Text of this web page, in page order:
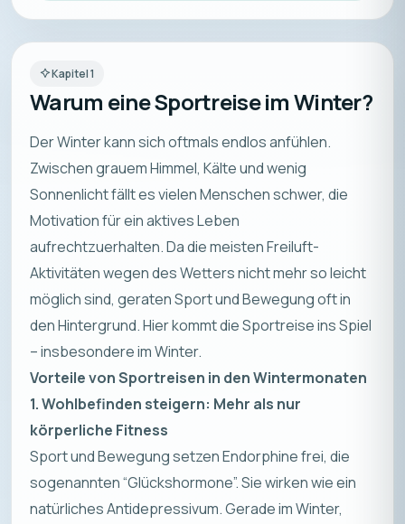
Kapitel1
Warum eine Sportreise im Winter?
Der Winter kann sich oftmals endlos anfühlen.
Zwischen grauem Himmel, Kälte und wenig
Sonnenlicht fällt es vielen Menschen schwer, die
Motivation für ein aktives Leben
aufrechtzuerhalten. Da die meisten Freiluft-
Aktivitäten wegen des Wetters nicht mehr so leicht
möglich sind, geraten Sport und Bewegung oft in
den Hintergrund. Hier kommt die Sportreise ins Spiel
– insbesondere im Winter.
Vorteile von Sportreisen in den Wintermonaten
1. Wohlbefinden steigern: Mehr als nur
körperliche Fitness
Sport und Bewegung setzen Endorphine frei, die
sogenannten “Glückshormone”. Sie wirken wie ein
natürliches Antidepressivum. Gerade im Winter,